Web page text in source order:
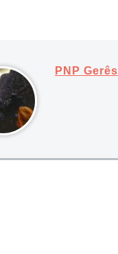
PNP Gerês